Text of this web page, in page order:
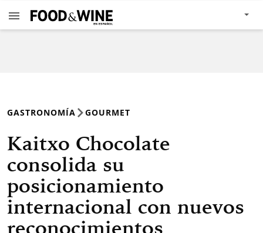
GASTRONOMÍA GOURMET
Kaitxo Chocolate
consolida su
posicionamiento
internacional con nuevos
reconocimientos